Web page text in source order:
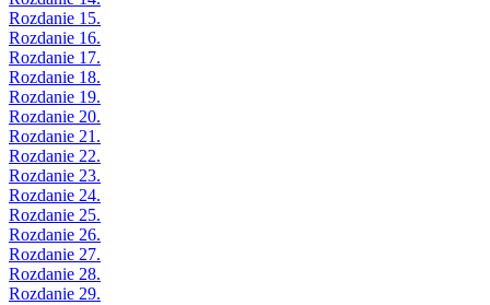
Rozdanie 15.
Rozdanie 16.
Rozdanie 17.
Rozdanie 18.
Rozdanie 19.
Rozdanie 20.
Rozdanie 21.
Rozdanie 22.
Rozdanie 23.
Rozdanie 24.
Rozdanie 25.
Rozdanie 26.
Rozdanie 27.
Rozdanie 28.
Rozdanie 29.